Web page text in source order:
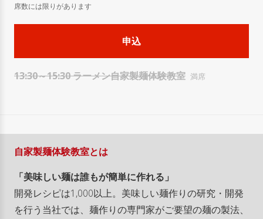
13:30～15:30 ラーメン自家製麺体験教室
自家製麺体験教室とは
「美味しい麺は誰もが簡単に作れる」
開発レシピは1,000以上。美味しい麺作りの研究・開発
を行う当社では、麺作りの専門家がご要望の麺の製法、